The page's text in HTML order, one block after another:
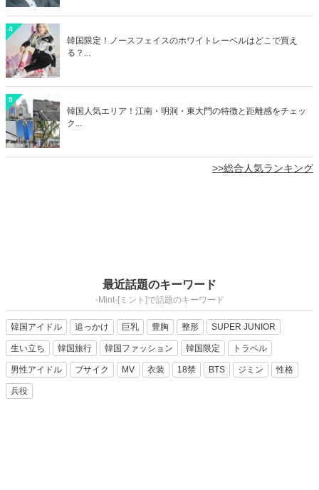
4
韓国限定！ノースフェイスのホワイトレーベルはどこで買え
る？...
5
韓国人気エリア！江南・明洞・東大門の特徴と距離感をチェッ
ク...
>>総合人気ランキング
最近話題のキーワード
-Mint-[ミント]で話題のキーワード
韓国アイドル 追っかけ 巨乳 豊胸 整形 SUPER JUNIOR
生い立ち 韓国旅行 韓国ファッション 韓国限定 トラベル
男性アイドル ブサイク MV 衣装 18禁 BTS ジミン 性格
兵役